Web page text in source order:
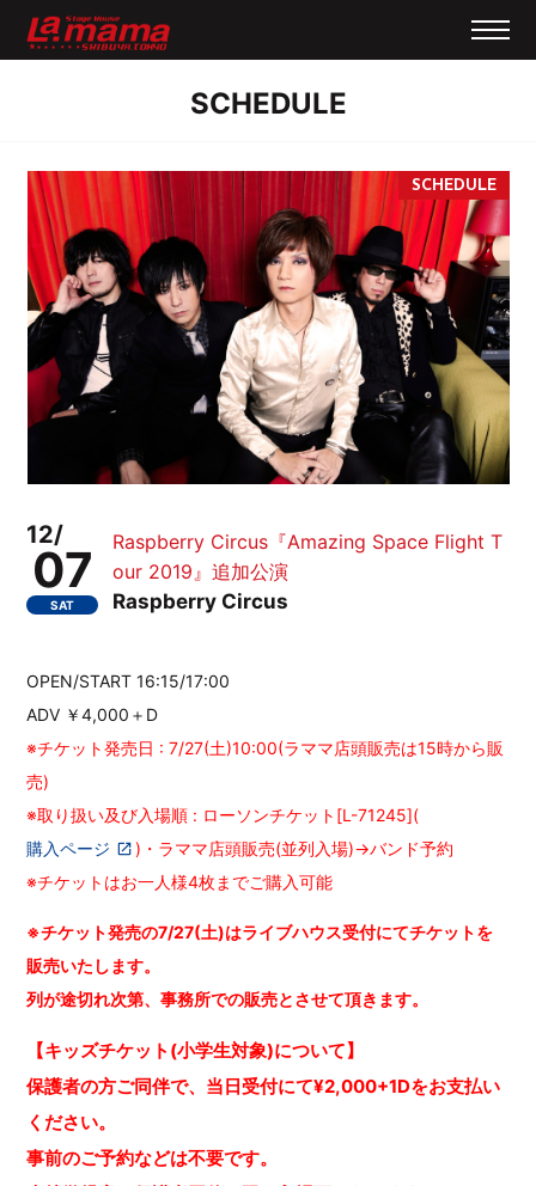
SCHEDULE
12/
07
SAT
Raspberry Circus『Amazing Space Flight T
our 2019』追加公演
Raspberry Circus
OPEN/START 16:15/17:00
ADV ￥4,000＋D
※チケット発売日 : 7/27(土)10:00(ラママ店頭販売は15時から販
売)
※取り扱い及び入場順 : ローソンチケット[L-71245](
購入ページ
)・ラママ店頭販売(並列入場)→バンド予約
※チケットはお一人様4枚までご購入可能
※チケット発売の7/27(土)はライブハウス受付にてチケットを
販売いたします。
列が途切れ次第、事務所での販売とさせて頂きます。
【キッズチケット (小学生対象)について】
保護者の方ご同伴で、当日受付にて¥2,000+1Dをお支払い
ください。
事前のご予約などは不要です。